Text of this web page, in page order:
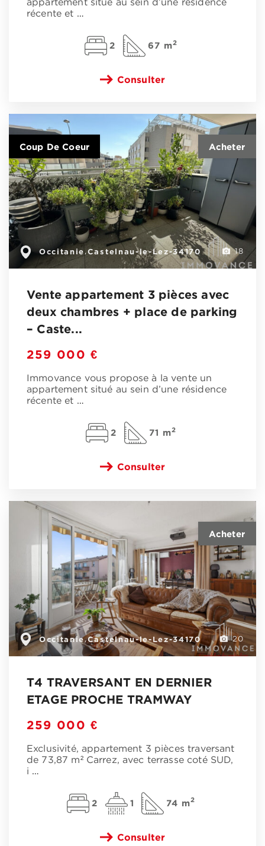
appartement situé au sein d’une résidence
récente et …
2 67 m2
Consulter
18
Occitanie ,Castelnau-le-Lez-34170
Coup De Coeur
Vente appartement 3 pièces avec
deux chambres + place de parking
– Caste...
259 000 €
Immovance vous propose à la vente un
appartement situé au sein d’une résidence
récente et …
2 71 m2
Consulter
20
Occitanie,Castelnau-le-Lez-34170
T4 TRAVERSANT EN DERNIER
ETAGE PROCHE TRAMWAY
259 000 €
Exclusivité, appartement 3 pièces traversant
de 73,87 m² Carrez, avec terrasse coté SUD,
i …
2 1 74 m2
Consulter